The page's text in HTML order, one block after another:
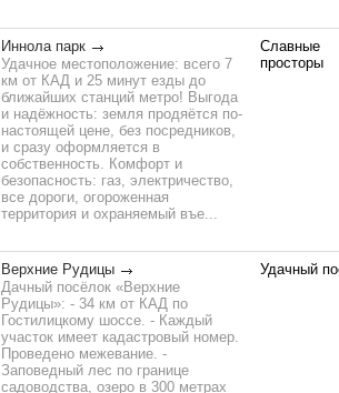
Иннола парк
Удачное местоположение: всего 7
км от КАД и 25 минут езды до
ближайших станций метро! Выгода
и надёжность: земля продяётся по-
настоящей цене, без посредников,
и сразу оформляется в
собственность. Комфорт и
безопасность: газ, электричество,
все дороги, огороженная
территория и охраняемый въе...
Славные
просторы
Верхние Рудицы
Дачный посёлок «Верхние
Рудицы»: - 34 км от КАД по
Гостилицкому шоссе. - Каждый
участок имеет кадастровый номер.
Проведено межевание. -
Заповедный лес по границе
садоводства, озеро в 300 метрах
Удачный